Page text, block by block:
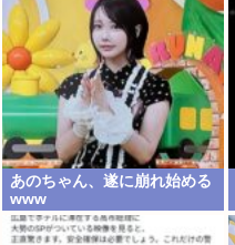
あのちゃん、遂に崩れ始める
www